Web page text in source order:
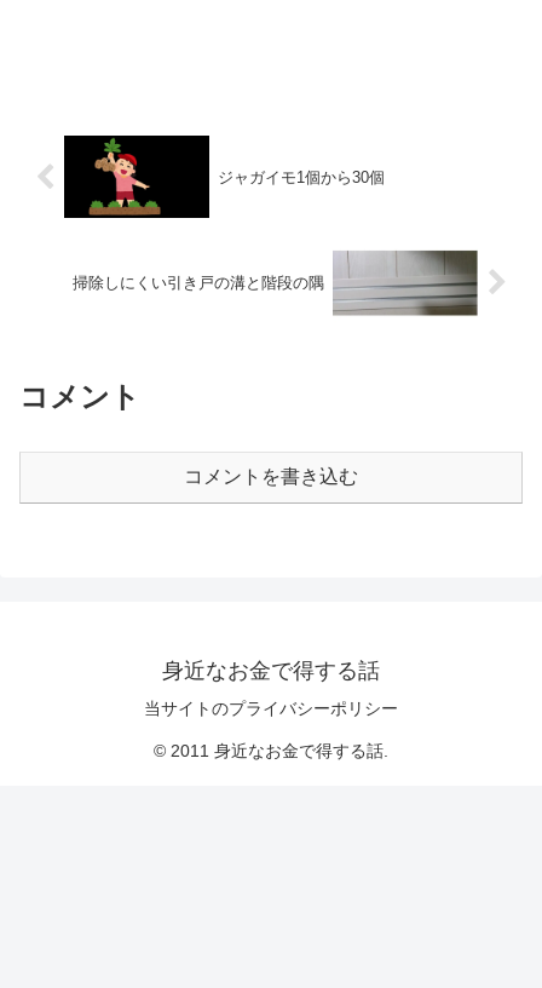
ジャガイモ1個から30個
掃除しにくい引き戸の溝と階段の隅
コメント
コメントを書き込む
身近なお金で得する話
当サイトのプライバシーポリシー
© 2011 身近なお金で得する話.